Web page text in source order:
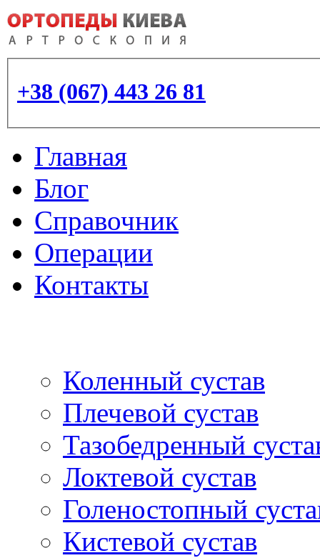
+38 (067) 443 26 81
Главная
Блог
Справочник
Операции
Контакты
Коленный сустав
Плечевой сустав
Тазобедренный
Локтевой сустав
Голеностопный
Кистевой сустав